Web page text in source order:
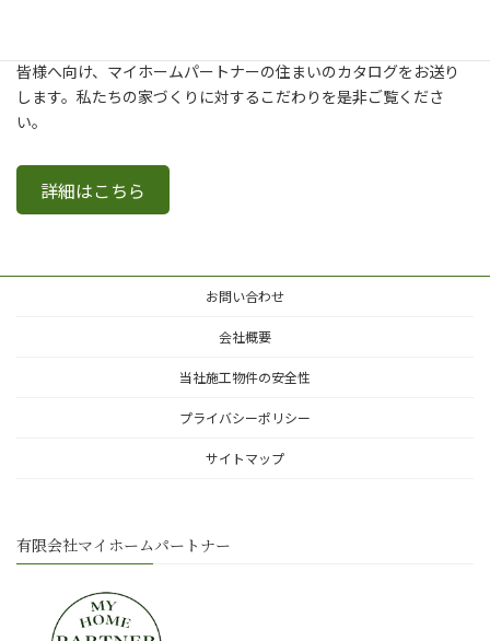
皆様へ向け、マイホームパートナーの住まいのカタログをお送り
します。私たちの家づくりに対するこだわりを是非ご覧くださ
い。
詳細はこちら
お問い合わせ
会社概要
当社施工物件の安全性
プライバシーポリシー
サイトマップ
有限会社マイホームパートナー